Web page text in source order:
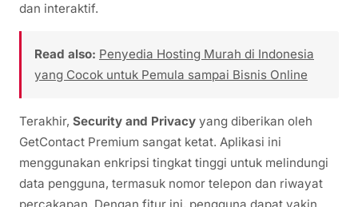
dan interaktif.
Read also: Penyedia Hosting Murah di Indonesia
yang Cocok untuk Pemula sampai Bisnis Online
Terakhir, Security and Privacy yang diberikan oleh
GetContact Premium sangat ketat. Aplikasi ini
menggunakan enkripsi tingkat tinggi untuk melindungi
data pengguna, termasuk nomor telepon dan riwayat
percakapan. Dengan fitur ini, pengguna dapat yakin